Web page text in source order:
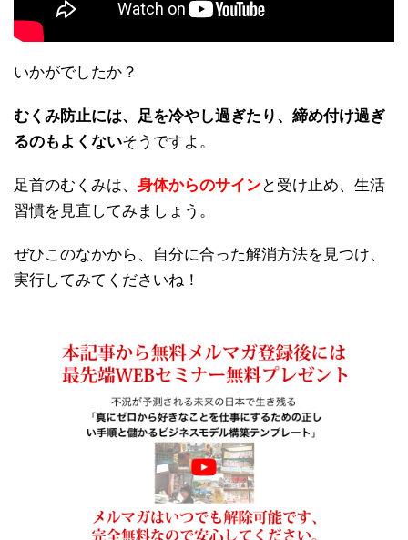
いかがでしたか？
むくみ防止には、足を冷やし過ぎたり、締め付け過ぎ
るのもよくないそうですよ。
足首のむくみは、 身体からのサインと受け止め、生活
習慣を見直してみましょう。
ぜひこのなかから、自分に合った解消方法を見つけ、
実行してみてくださいね！